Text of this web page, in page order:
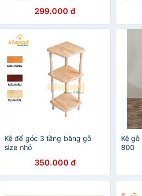
299.000 đ
Kệ để góc 3 tầng bằng gỗ
size nhỏ
350.000 đ
Kệ
800